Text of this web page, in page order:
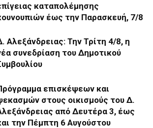
καταπολέμησης
έως την Παρασκευή, 7/8
Αλεξάνδρειας: Την Τρίτη 4/8, η
συνεδρίαση του Δημοτικού
επισκέψεων και
στους οικισμούς του Δ.
από Δευτέρα 3, έως
την Πέμπτη 6 Αυγούστου